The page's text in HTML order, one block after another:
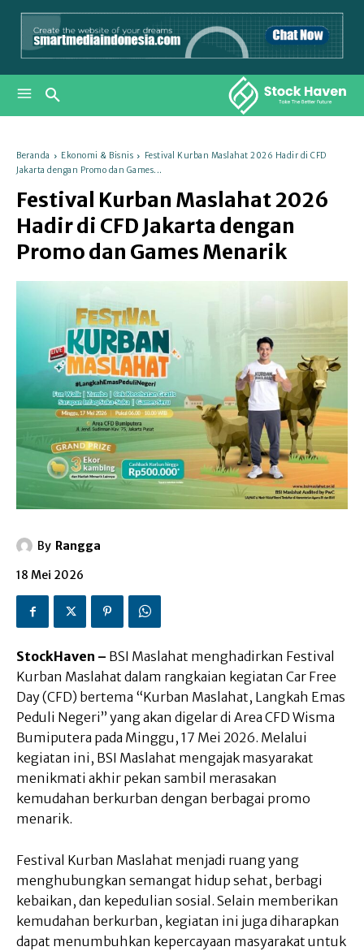
Beranda Ekonomi & Bisnis
Festival Kurban Maslahat 2026 Hadir di CFD
Jakarta dengan Promo dan Games...
Festival Kurban Maslahat 2026
Hadir di CFD Jakarta dengan
Promo dan Games Menarik
By Rangga
18 Mei 2026
StockHaven – BSI Maslahat menghadirkan Festival
Kurban Maslahat dalam rangkaian kegiatan Car Free
Day (CFD) bertema “Kurban Maslahat, Langkah Emas
Peduli Negeri” yang akan digelar di Area CFD Wisma
Bumiputera pada Minggu, 17 Mei 2026. Melalui
kegiatan ini, BSI Maslahat mengajak masyarakat
menikmati akhir pekan sambil merasakan
kemudahan berkurban dengan berbagai promo
menarik.
Festival Kurban Maslahat menjadi ruang yang
menghubungkan semangat hidup sehat, berbagi
kebaikan, dan kepedulian sosial. Selain memberikan
kemudahan berkurban, kegiatan ini juga diharapkan
dapat menumbuhkan kepercayaan masyarakat untuk